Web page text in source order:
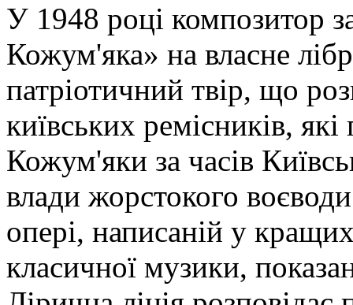
У 1948 році композитор
Кожум'яка» на власне
патріотичний твір, що
київських ремісників,
Кожум'яки за часів
влади жорстокого
опері, написаній у
класичної музики,